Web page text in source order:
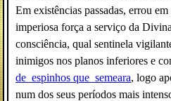
Em existências passadas, errou
imperiosa força a serviço da
consciência, qual sentinela
inimigos nos planos inferiores e
de_espinhos que_semeara, logo
num dos seus períodos mais